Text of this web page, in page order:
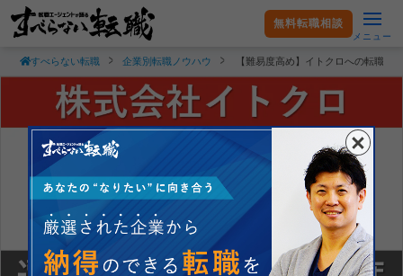
無料転職相談
メニュー
すべらない転職 企業別転職ノウハウ 【難易度高め】イトクロへの転職方